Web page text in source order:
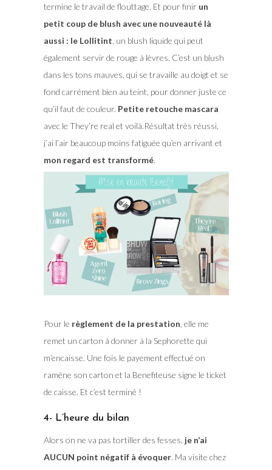
termine le travail de flouttage. Et pour finirun
petit coup de blush avec une nouveauté là
aussi : le Lollitint , un blush liquide qui peut
également servir de rouge à lèvres. C’est un blush
dans les tons mauves, qui se travaille au doigt et se
fond carrément bien au teint, pour donner juste ce
qu’il faut de couleur. Petite retouche mascara
avec le They’re real et voilà.Résultat très réussi,
j’ai l’air beaucoup moins fatiguée qu’en arrivant et
mon regard est transformé.
Pour le règlement de la prestation , elle me
remet un carton à donner à la Sephorette qui
m’encaisse. Une fois le payement effectué on
ramène son carton et la Benefiteuse signe le ticket
de caisse. Et c’est terminé !
4- L’heure du bilan
Alors on ne va pas tortiller des fesses, je n’ai
AUCUN point négatif à évoquer. Ma visite chez